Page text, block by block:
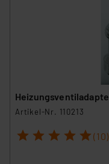
Artikel-Nr. 110213
1 2 3 4 5 (10)